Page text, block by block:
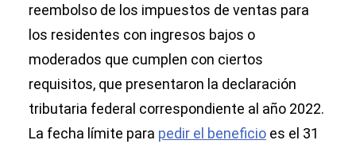
reembolso de los impuestos de ventas para
los residentes con ingresos bajos o
moderados que cumplen con ciertos
requisitos, que presentaron la declaración
tributaria federal correspondiente al año 2022.
La fecha límite para pedir el beneficio es el 31